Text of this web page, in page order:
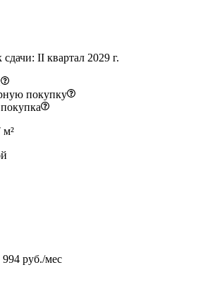
сдачи: II квартал 2029 г.
покупку
м²
994 руб./мес